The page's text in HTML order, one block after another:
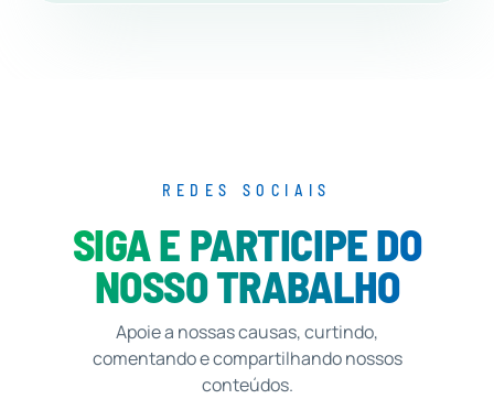
REDES SOCIAIS
SIGA E PARTICIPE DO
NOSSO TRABALHO
Apoie a nossas causas, curtindo,
comentando e compartilhando nossos
conteúdos.